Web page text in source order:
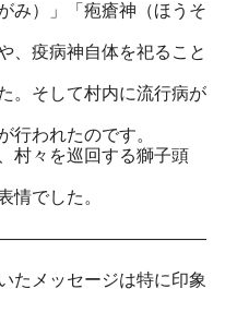
み）」「疱瘡神（ほうそ
、疫病神自体を祀ること
。そして村内に流行病が
行われたのです。
村々を巡回する獅子頭
情でした。
たメッセージは特に印象